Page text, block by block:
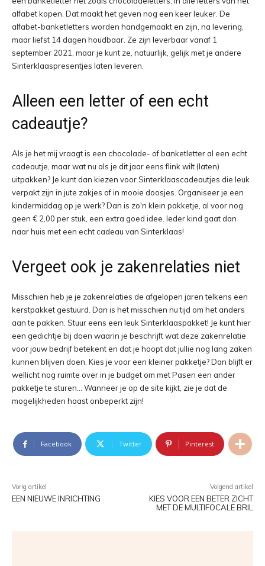
alfabet kopen. Dat maakt het geven nog een keer leuker. De
alfabet-banketletters worden handgemaakt en zijn, na levering,
maar liefst 14 dagen houdbaar. Ze zijn leverbaar vanaf 1
september 2021, maar je kunt ze, natuurlijk, gelijk met je andere
Sinterklaaspresentjes laten leveren.
Alleen een letter of een echt
cadeautje?
Als je het mij vraagt is een chocolade- of banketletter al een echt
cadeautje, maar wat nu als je dit jaar eens flink wilt (laten)
uitpakken? Je kunt dan kiezen voor Sinterklaascadeautjes die leuk
verpakt zijn in jute zakjes of in mooie doosjes. Organiseer je een
kindermiddag op je werk? Dan is zo'n klein pakketje, al voor nog
geen € 2,00 per stuk, een extra goed idee. Ieder kind gaat dan
naar huis met een echt cadeau van Sinterklaas!
Vergeet ook je zakenrelaties niet
Misschien heb je je zakenrelaties de afgelopen jaren telkens een
kerstpakket gestuurd. Dan is het misschien nu tijd om het anders
aan te pakken. Stuur eens een leuk Sinterklaaspakket! Je kunt hier
een gedichtje bij doen waarin je beschrijft wat deze zakenrelatie
voor jouw bedrijf betekent en dat je hoopt dat jullie nog lang zaken
kunnen blijven doen. Kies je voor een kleiner pakketje? Dan blijft er
wellicht nog ruimte over in je budget om met Pasen een ander
pakketje te sturen… Wanneer je op de site kijkt, zie je dat de
mogelijkheden haast onbeperkt zijn!
Facebook Twitter Pinterest
Vorig artikel
EEN NIEUWE INRICHTING
Volgend artikel
KIES VOOR EEN BETER ZICHT
MET DE MULTIFOCALE BRIL